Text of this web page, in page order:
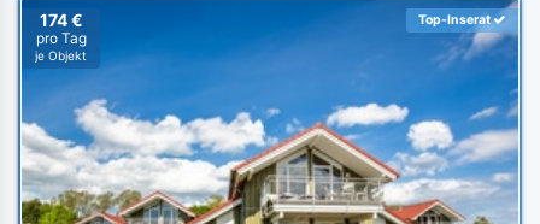
174 €
pro Tag
je Objekt
Top-Inserat